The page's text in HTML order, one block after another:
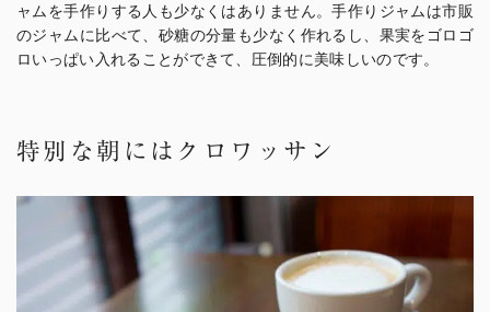
ャムを手作りする人も少なくはありません。手作りジャムは市販
のジャムに比べて、砂糖の分量も少なく作れるし、果実をゴロゴ
ロいっぱい入れることができて、圧倒的に美味しいのです。
特別な朝にはクロワッサン